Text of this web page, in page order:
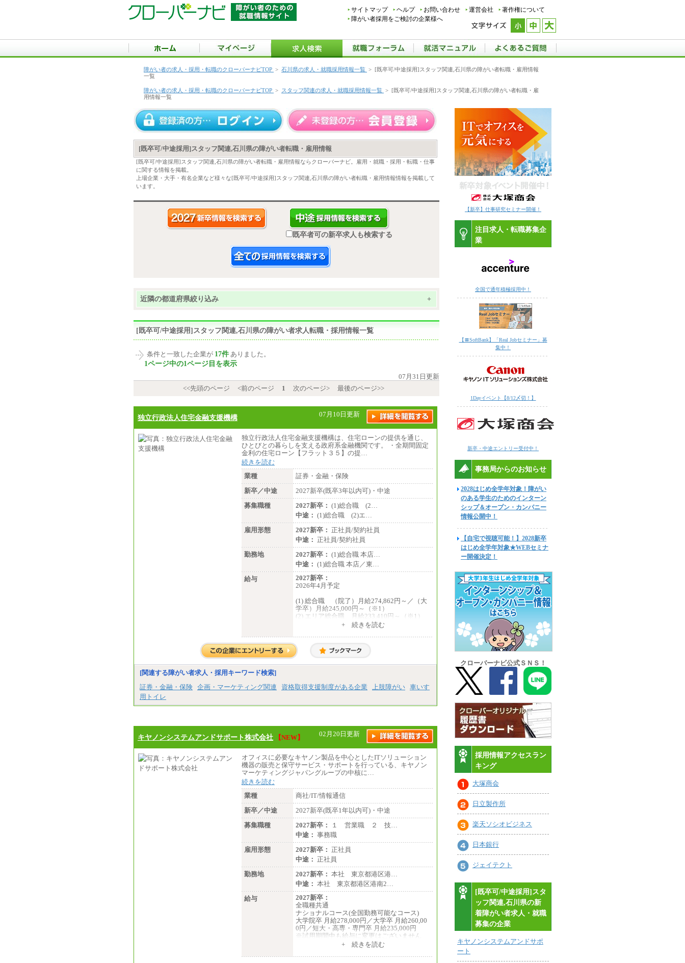
サイトマップ ヘルプ お問い合わせ 運営会社
著作権について
障がい者採用をご検討の企業様へ
障がい者の求人・採用・転職のクローバーナビTOP > 石川県の求人・就職採用情報一覧 > [既卒可/中途採用]スタッフ関連,石川県の障がい者転職・雇用情報
一覧
障がい者の求人・採用・転職のクローバーナビTOP > スタッフ関連の求人・就職採用情報一覧 > [既卒可/中途採用]スタッフ関連,石川県の障がい者転職・雇
用情報一覧
[既卒可/中途採用]スタッフ関連,石川県の障がい者転職・雇用情報
[既卒可/中途採用]スタッフ関連,石川県の障がい者転職・雇用情報ならクローバーナビ。雇用・就職・採用・転職・仕事
に関する情報を掲載。
上場企業・大手・有名企業など様々な[既卒可/中途採用]スタッフ関連,石川県の障がい者転職・雇用情報情報を掲載して
います。
既卒者可の新卒求人も検索する
近隣の都道府県絞り込み +
[既卒可/中途採用]スタッフ関連,石川県の障がい者求人転職・採用情報一覧
条件と一致した企業が 17件 ありました。
1ページ中の1ページ目を表示
07月31日更新
<<先頭のページ
<前のページ 1 次のページ> 最後のページ>>
独立行政法人住宅金融支援機構 07月10日更新
独立行政法人住宅金融支援機構は、住宅ローンの提供を通じ、
ひとびとの暮らしを支える政府系金融機関です。 ・全期間固定
金利の住宅ローン【フラット３５】の提…
続きを読む
業種
証券・金融・保険
新卒／中途
2027新卒(既卒3年以内可)・中途
募集職種
2027新卒： (1)総合職 (2…
中途： (1)総合職 (2)エ…
雇用形態
2027新卒： 正社員/契約社員
中途： 正社員/契約社員
勤務地
2027新卒： (1)総合職 本店…
中途： (1)総合職 本店／東…
給与
2027新卒：
2026年4月予定
(1) 総合職 （院了）月給274,862円～／（大
学卒）月給245,000円～（※1）
(2) エリア総合職 月給233,410円～（※1）
(3) アシスタントスタッフ 日給9,800円～12,
※１ 試用期間６か月（試用期間中も給与
に変更はございません）
※２ 勤務地により異なります
(2) エリア総合職 月給233,410円～（※1）
(3) アシスタントスタッフ 日給9,800円～12,
※１ 試用期間６か月（試用期間中も給与
+ 続きを読む
[関連する障がい者求人・採用キーワード検索]
証券・金融・保険 企画・マーケティング関連 資格取得支援制度がある企業 上肢障がい 車いす
用トイレ
キヤノンシステムアンドサポート株式会社 【NEW】 02月20日更新
オフィスに必要なキヤノン製品を中心としたITソリューション
機器の販売と保守サービス・サポートを行っている、キヤノン
マーケティングジャパングループの中核に…
続きを読む
業種
商社/IT/情報通信
新卒／中途
2027新卒(既卒1年以内可)・中途
募集職種
2027新卒：
１ 営業職 ２ 技…
中途： 事務職
雇用形態
2027新卒： 正社員
中途： 正社員
勤務地
2027新卒： 本社 東京都港区港…
中途： 本社 東京都港区港南2…
給与
2027新卒：
全職種共通
ナショナルコース(全国勤務可能なコース)
大学院卒 月給278,000円／大学卒 月給260,00
0円／短大・高専・専門卒 月給235,000円
※試用期間中も給与に変更はございません
エリアコース(一定地域であれば移動可能なコ
ース)
+ 続きを読む
【新卒】仕事研究セミナー開催！
注目求人・転職募集企
業
全国で通年積極採用中！
【〓SoftBank】「Real Jobセミナー」募
集中！
1Dayイベント【8/12〆切！】
新卒・中途エントリー受付中！
事務局からのお知らせ
2028はじめ全学年対象！障がい
のある学生のためのインターン
シップ＆オープン・カンパニー
情報公開中！
【自宅で視聴可能！】2028新卒
はじめ全学年対象★WEBセミナ
ー開催決定！
クローバーナビ公式ＳＮＳ！
採用情報アクセスラン
キング
大塚商会
日立製作所
楽天ソシオビジネス
日本銀行
ジェイテクト
[既卒可/中途採用]スタ
ッフ関連,石川県の新
着障がい者求人・就職
募集の企業
キヤノンシステムアンドサポ
ート